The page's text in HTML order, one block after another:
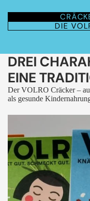
DIE
DREI
EINE
Der VOLRO Cräcker –
als gesunde
FLEURS
DES
ALPES